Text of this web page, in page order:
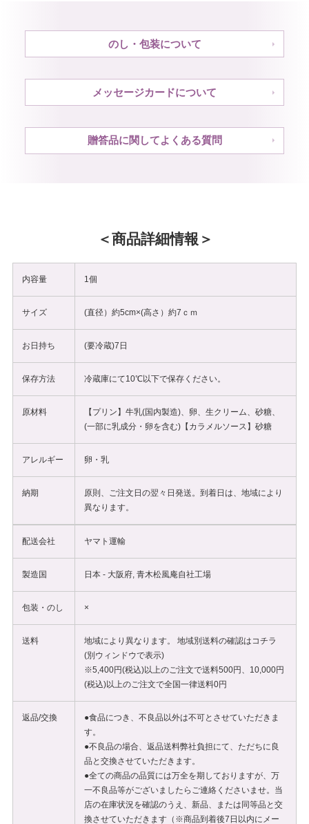
のし・包装について
メッセージカードについて
贈答品に関してよくある質問
商品詳細情報
内容量 1個
サイズ (直径）約5cm×(高さ）約7ｃｍ
お日持ち (要冷蔵)7日
保存方法 冷蔵庫にて10℃以下で保存ください。
原材料
【プリン】牛乳(国内製造)、卵、生クリーム、砂糖、
(一部に乳成分・卵を含む)【カラメルソース】砂糖
アレルギー 卵・乳
納期
原則、ご注文日の翌々日発送。到着日は、地域により
異なります。
配送会社 ヤマト運輸
製造国 日本 - 大阪府, 青木松風庵自社工場
包装・のし ×
送料 地域により異なります。 地域別送料の確認はコチラ
(別ウィンドウで表示)
※5,400円(税込)以上のご注文で送料500円、10,000円
(税込)以上のご注文で全国一律送料0円
返品/交換
●食品につき、不良品以外は不可とさせていただきま
す。
●不良品の場合、返品送料弊社負担にて、ただちに良
品と交換させていただきます。
●全ての商品の品質には万全を期しておりますが、万
一不良品等がございましたらご連絡くださいませ。当
店の在庫状況を確認のうえ、新品、または同等品と交
換させていただきます（※商品到着後7日以内にメー